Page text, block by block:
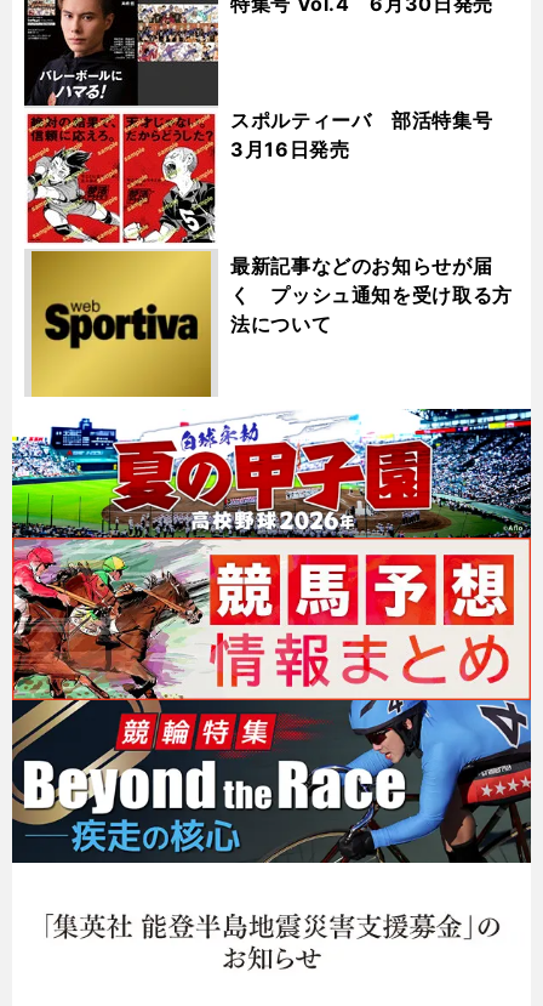
スポルティーバ 部活特集号
3月16日発売
最新記事などのお知らせが届
く プッシュ通知を受け取る方
法について